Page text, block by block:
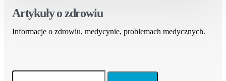
Artykuły o zdrowiu
Informacje o zdrowiu, medycynie, problemach medycznych.